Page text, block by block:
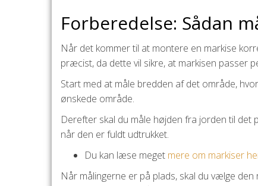
Forberedelse: Sådan
Når det kommer til at montere en markise
præcist, da dette vil sikre, at markisen passer
Start med at måle bredden af det område,
ønskede område.
Derefter skal du måle højden fra jorden til det
når den er fuldt udtrukket.
Du kan læse meget mere om markiser
Når målingerne er på plads, skal du vælge